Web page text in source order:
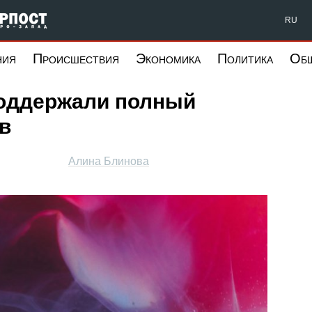
Форпост Северо-Запад RU
Происшествия Экономика Политика
полный
Алина Блинова